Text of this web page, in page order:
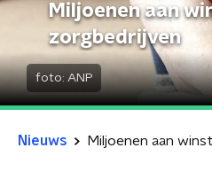
Miljoenen aan
zorgbedrijven
foto: ANP
Nieuws Miljoenen aan